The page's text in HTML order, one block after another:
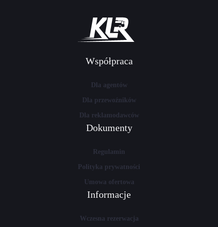
Współpraca
Dla agentów
Dla przewoźników
Dla reklamodawców
Dokumenty
Regulamin
Polityka prywatności
Umowa ofertowa
Informacje
Wczesna rezerwacja